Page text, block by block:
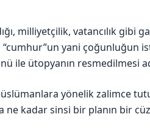
milliyetçilik, vatancılık gibi
yani çoğunluğun
ile ütopyanın resmedilmesi
yönelik zalimce
ne kadar sinsi bir planın bir